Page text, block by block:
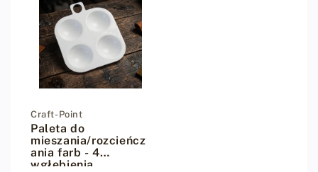
Dostawca:
Craft-Point
Paleta do
mieszania/rozcieńcz
ania farb - 4
wgłębienia